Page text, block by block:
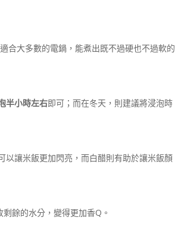
合大多數的電鍋，能煮出既不過硬也不過軟的
半小時左右即可；而在冬天，則建議將浸泡時
以讓米飯更加閃亮，而白醋則有助於讓米飯顏
剩餘的水分，變得更加香Q。